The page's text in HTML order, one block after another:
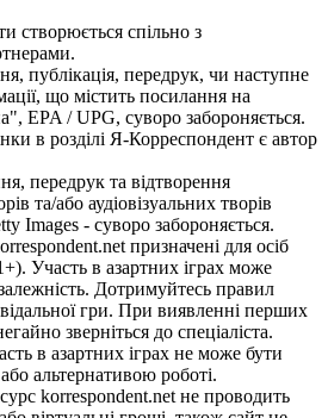
створюється спільно з
публікація, передрук, чи наступне
що містить посилання на
EPA / UPG, суворо забороняється.
в розділі Я-Корреспондент є автор
передрук та відтворення
та/або аудіовізуальних творів
Images - суворо забороняється.
призначені для осіб
Участь в азартних іграх може
Дотримуйтесь правил
гри. При виявленні перших
зверніться до спеціаліста.
в азартних іграх не може бути
альтернативою роботі.
korrespondent.net не проводить